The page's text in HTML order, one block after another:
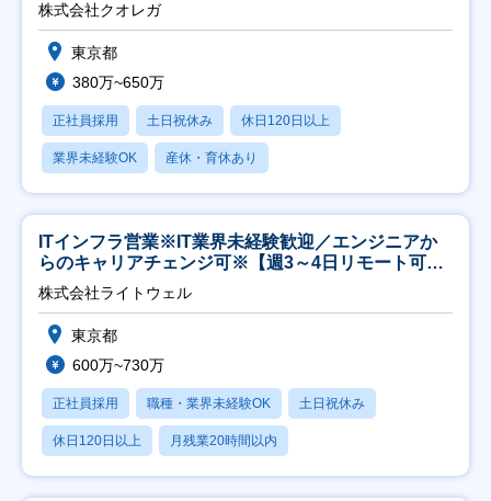
株式会社クオレガ
東京都
380万~650万
正社員採用 土日祝休み 休日120日以上
業界未経験OK 産休・育休あり
ITインフラ営業※IT業界未経験歓迎／エンジニアか
らのキャリアチェンジ可※【週3～4日リモート可
能】
株式会社ライトウェル
東京都
600万~730万
正社員採用 職種・業界未経験OK 土日祝休み
休日120日以上 月残業20時間以内